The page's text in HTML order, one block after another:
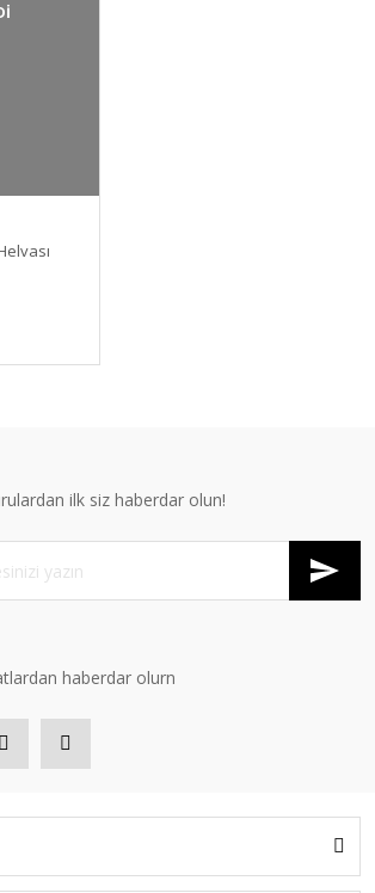
ilk siz haberdar olun!
haberdar olurn